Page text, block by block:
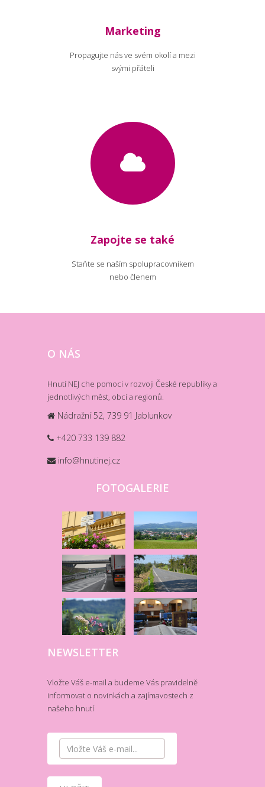
Marketing
Propagujte nás ve svém okolí a mezi
svými přáteli
Zapojte se také
Staňte se naším spolupracovníkem
nebo členem
O NÁS
Hnutí NEJ che pomoci v rozvoji České republiky a
jednotlivých měst, obcí a regionů.
Nádražní 52, 739 91 Jablunkov
+420 733 139 882
info@hnutinej.cz
FOTOGALERIE
NEWSLETTER
Vložte Váš e-mail a budeme Vás pravidelně
informovat o novinkách a zajímavostech z
našeho hnutí